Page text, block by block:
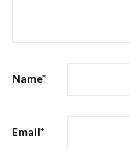
Name*
Email*